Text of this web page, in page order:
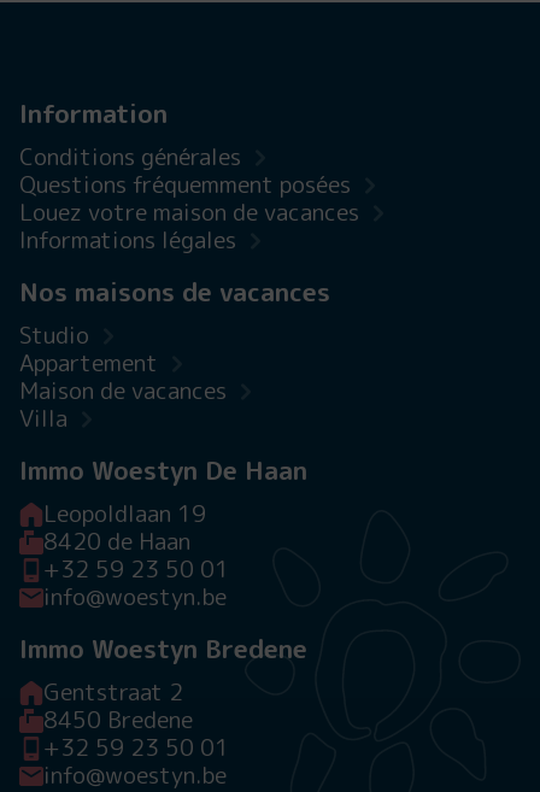
Information
Conditions générales
Questions fréquemment posées
Louez votre maison de vacances
Informations légales
Nos maisons de vacances
Studio
Appartement
Maison de vacances
Villa
Immo Woestyn De Haan
Leopoldlaan 19
8420 de Haan
+32 59 23 50 01
info@woestyn.be
Immo Woestyn Bredene
Gentstraat 2
8450 Bredene
+32 59 23 50 01
info@woestyn.be